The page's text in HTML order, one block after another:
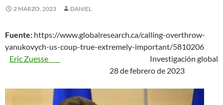
2 MARZO, 2023 DANIEL
Fuente: https://www.globalresearch.ca/calling-overthrow-
yanukovych-us-coup-true-extremely-important/5810206
Eric Zuesse
Investigación global
28 de febrero de 2023